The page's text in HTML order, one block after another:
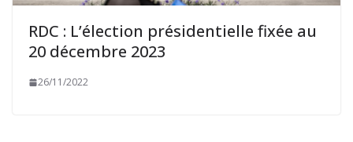
RDC : L’élection présidentielle fixée au
20 décembre 2023
26/11/2022